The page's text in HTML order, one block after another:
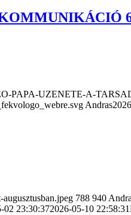
PAPA-UZENETE-A-
Andras
788 940
02 23:30:372026-05-10 22:58:31